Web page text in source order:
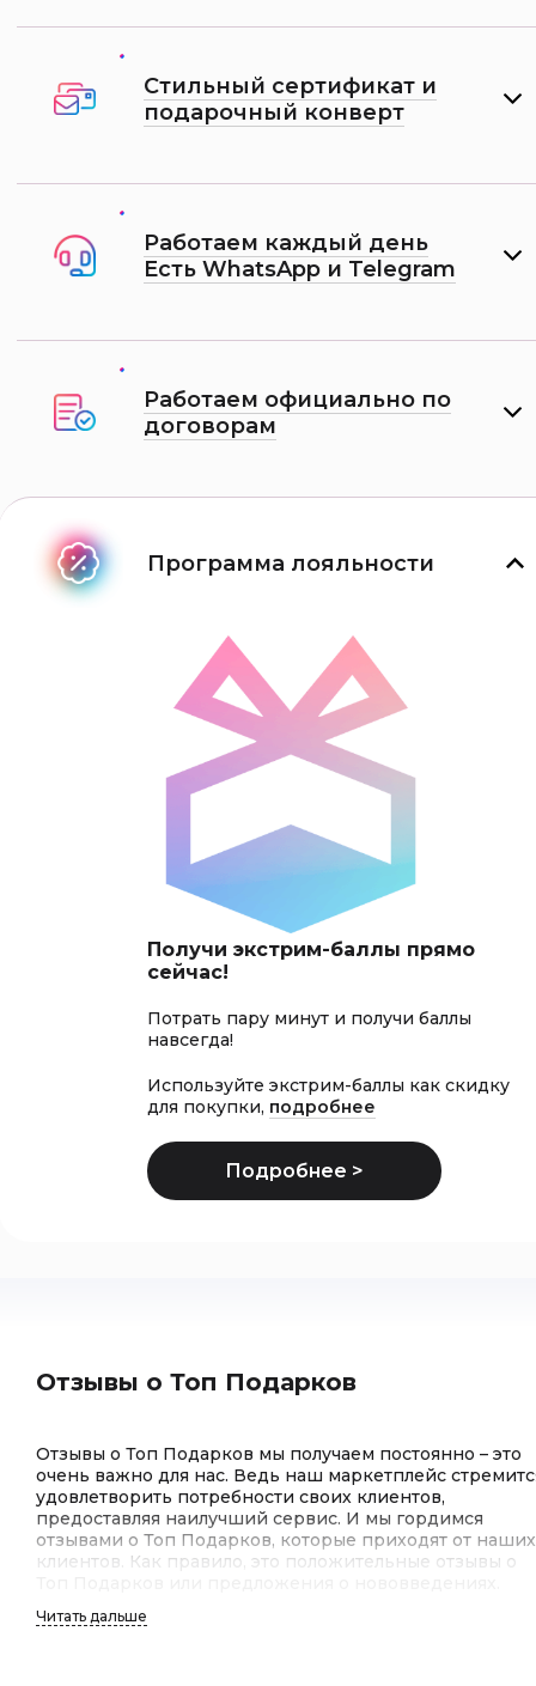
Стильный сертификат и
подарочный конверт
Работаем каждый день
Есть WhatsApp и Telеgram
Работаем официально по
договорам
Программа лояльности
Получи экстрим-баллы прямо
сейчас!
Потрать пару минут и получи баллы
навсегда!
Используйте экстрим-баллы как скидку
для покупки, подробнее
Отзывы о Топ Подарков
Отзывы о Топ Подарков мы получаем постоянно – это
очень важно для нас. Ведь наш маркетплейс
удовлетворить потребности своих клиентов,
предоставляя наилучший сервис. И мы гордимся
отзывами о Топ Подарков, которые приходят от наших
клиентов. Как правило, это положительные отзывы о
Читать дальше